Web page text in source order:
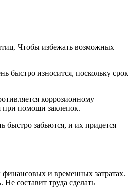
Чтобы избежать возможных
быстро износится, поскольку срок
коррозионному
при помощи заклепок.
быстро забьются, и их придется
и временных затратах.
составит труда сделать